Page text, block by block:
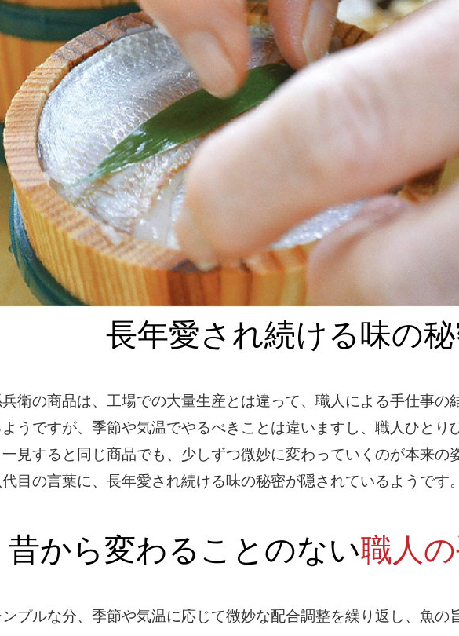
長年愛され続ける味の
兵衛の商品は、工場での大量生産とは違って、職人による手仕事の
ようですが、季節や気温でやるべきことは違いますし、職人ひとり
見すると同じ商品でも、少しずつ微妙に変わっていくのが本来の
目の言葉に、長年愛され続ける味の秘密が隠されているようです。
昔から変わることのない職人
プルな分、季節や気温に応じて微妙な配合調整を繰り返し、魚の